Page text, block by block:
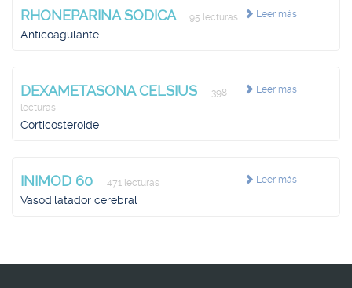
Leer más
RHONEPARINA SODICA 95 lecturas
Anticoagulante
Leer más
DEXAMETASONA CELSIUS
398
lecturas
Corticosteroide
Leer más
INIMOD 60 471 lecturas
Vasodilatador cerebral